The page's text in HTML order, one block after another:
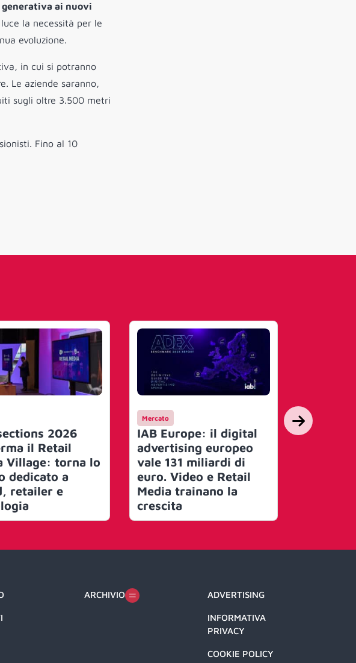
generativa ai nuovi
la necessità per le
evoluzione.
in cui si potranno
Le aziende saranno,
sugli oltre 3.500 metri
Fino al 10
2026
il Retail
Village: torna lo
dedicato a
retailer e
Mercato
IAB Europe: il digital
advertising europeo
vale 131 miliardi di
euro. Video e Retail
Media trainano la
crescita
People
IAB
ARCHIVIO ADVERTISING
INFORMATIVA
PRIVACY
COOKIE POLICY